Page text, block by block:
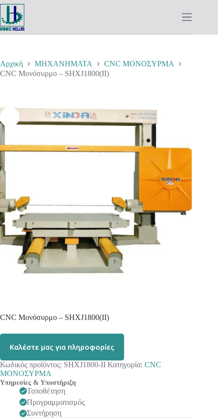
Μετάβαση
στο
περιεχόμενο
Αρχική ΜΗΧΑΝΗΜΑΤΑ
CNC ΜΟΝΟΣΥΡΜΑ
CNC Μονόσυρμο – SHXJ1800(II)
CNC Μονόσυρμο – SHXJ1800(II)
Καλέστε μας για πληροφορίες
Κωδικός προϊόντος: SHXJ1800-II Κατηγορία: CNC
ΜΟΝΟΣΥΡΜΑ
Υπηρεσίες & Υποστήριξη
Τοποθέτηση
Προγραμματισμός
Συντήρηση